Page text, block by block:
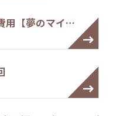
用【夢のマイ…